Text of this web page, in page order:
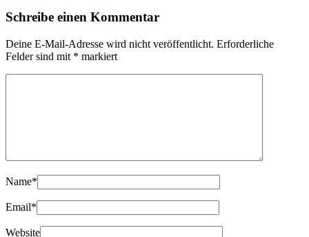
Schreibe einen Kommentar
Deine E-Mail-Adresse wird nicht veröffentlicht. Erforderliche
Felder sind mit * markiert
Name*
Email*
Website